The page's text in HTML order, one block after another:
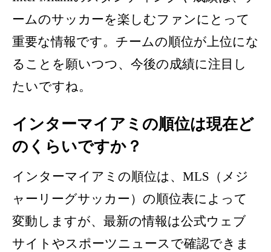
ームのサッカーを楽しむファンにとって
重要な情報です。チームの順位が上位にな
ることを願いつつ、今後の成績に注目し
たいですね。
インターマイアミの順位は現在ど
のくらいですか？
インターマイアミの順位は、MLS（メジ
ャーリーグサッカー）の順位表によって
変動しますが、最新の情報は公式ウェブ
サイトやスポーツニュースで確認できま